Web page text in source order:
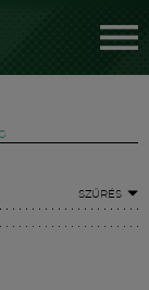
SZŰRÉS